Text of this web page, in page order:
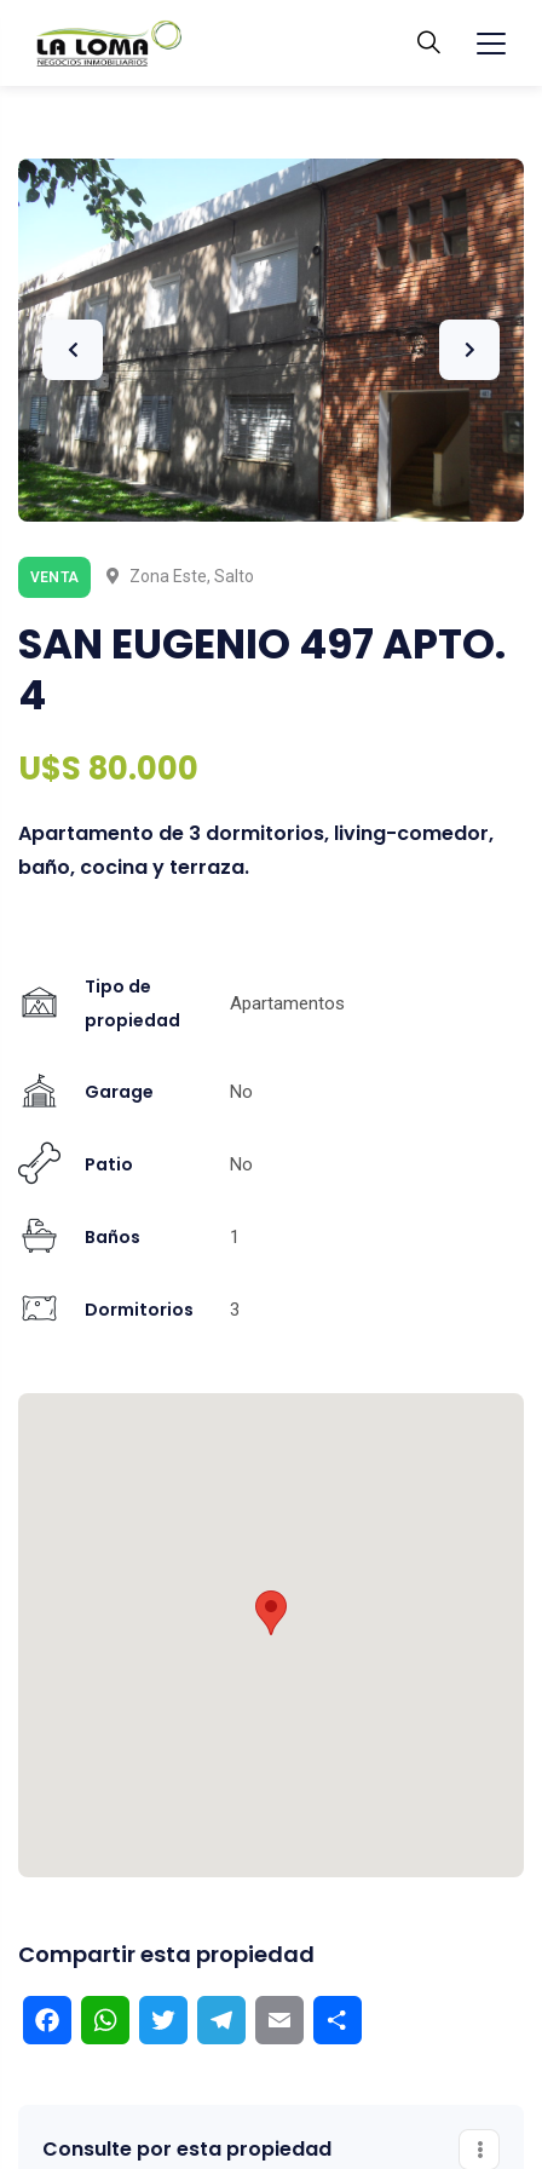
VENTA Zona Este, Salto
SAN EUGENIO 497 APTO.
4
U$S 80.000
Apartamento de 3 dormitorios, living-comedor,
baño, cocina y terraza.
Tipo de
propiedad
Apartamentos
Garage No
Patio No
Baños 1
Dormitorios 3
Compartir esta propiedad
FacebookWhatsAppTwitter TelegramEmail
Consulte por esta propiedad